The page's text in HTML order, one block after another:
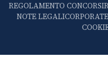
REGOLAMENTO CONCORSI
NOTE LEGALICORPORATE